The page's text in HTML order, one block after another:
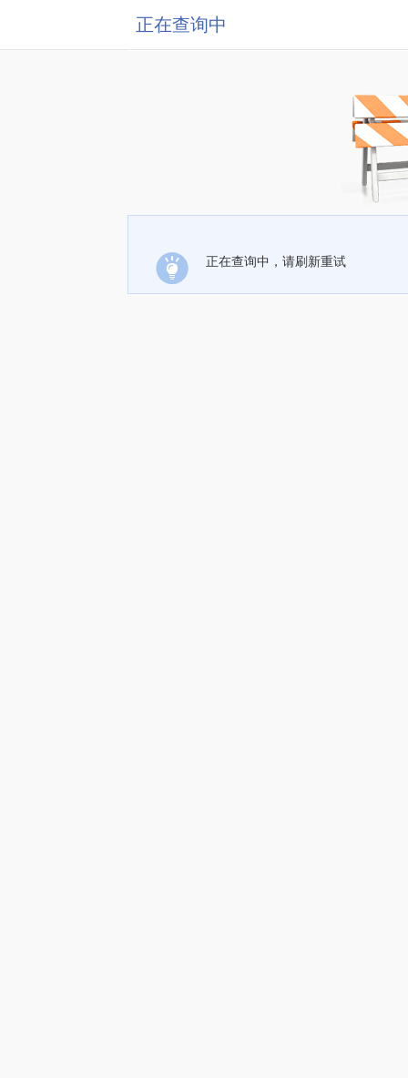
正在查询中
正在查询中，请刷新重试